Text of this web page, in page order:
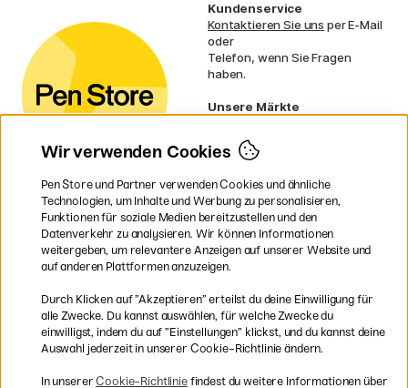
Kundenservice
Kontaktieren Sie uns per E-Mail
oder
Telefon, wenn Sie Fragen
haben.
Unsere Märkte
Norwegen
Dänemark
Frankreich
Irland
Niederlande
UK
EU
gelten für sperrige Produkte.
Sichere Bezahlung mit Visa, Mastercard und Paypal
Wir verwenden Cookies
Pen Store und Partner verwenden Cookies und ähnliche
Technologien, um Inhalte und Werbung zu personalisieren,
Funktionen für soziale Medien bereitzustellen und den
Datenverkehr zu analysieren. Wir können Informationen
weitergeben, um relevantere Anzeigen auf unserer Website und
auf anderen Plattformen anzuzeigen.
Durch Klicken auf ”Akzeptieren” erteilst du deine Einwilligung für
alle Zwecke. Du kannst auswählen, für welche Zwecke du
einwilligst, indem du auf ”Einstellungen” klickst, und du kannst deine
Auswahl jederzeit in unserer Cookie-Richtlinie ändern.
In unsererCookie-Richtliniefindest du weitere Informationen über